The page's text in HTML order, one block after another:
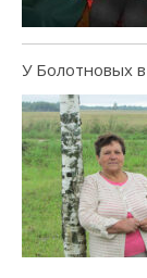
У Болотновых